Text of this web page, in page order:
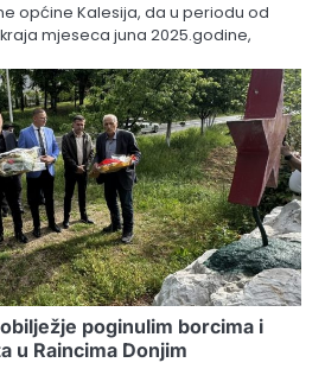
općine Kalesija, da u periodu od
mjeseca juna 2025.godine,
poginulim borcima i
u Raincima Donjim